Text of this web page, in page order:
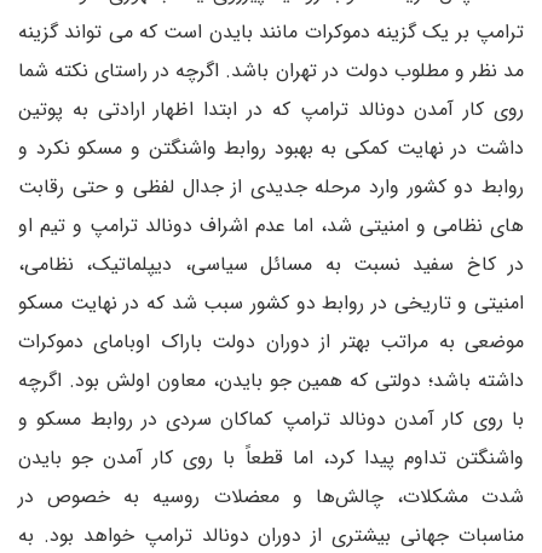
ترامپ بر یک گزینه دموکرات مانند بایدن است که می تواند گزینه
مد نظر و مطلوب دولت در تهران باشد. اگرچه در راستای نکته شما
روی کار آمدن دونالد ترامپ که در ابتدا اظهار ارادتی به پوتین
داشت در نهایت کمکی به بهبود روابط واشنگتن و مسکو نکرد و
روابط دو کشور وارد مرحله جدیدی از جدال لفظی و حتی رقابت
های نظامی و امنیتی شد، اما عدم اشراف دونالد ترامپ و تیم او
در کاخ سفید نسبت به مسائل سیاسی، دیپلماتیک، نظامی،
امنیتی و تاریخی در روابط دو کشور سبب شد که در نهایت مسکو
موضعی به مراتب بهتر از دوران دولت باراک اوبامای دموکرات
داشته باشد؛ دولتی که همین جو بایدن، معاون اولش بود. اگرچه
با روی کار آمدن دونالد ترامپ کماکان سردی در روابط مسکو و
واشنگتن تداوم پیدا کرد، اما قطعاً با روی کار آمدن جو بایدن
شدت مشکلات، چالش‌ها و معضلات روسیه به خصوص در
مناسبات جهانی بیشتری از دوران دونالد ترامپ خواهد بود. به